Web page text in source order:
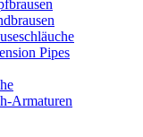
Pipes
Armaturen